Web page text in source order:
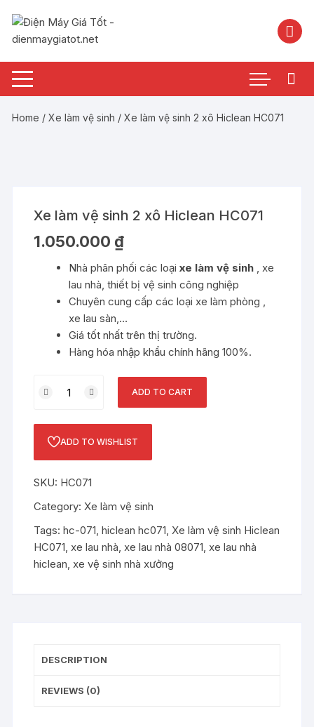
nội
Home /Xe làm vệ sinh / Xe làm vệ sinh 2 xô Hiclean HC071
Xe làm vệ sinh 2 xô Hiclean HC071
1.050.000 ₫
Nhà phân phối các loạixe làm vệ sinh , xe
lau nhà, thiết bị vệ sinh công nghiệp
Chuyên cung cấp các loại xe làm phòng ,
xe lau sàn,…
Giá tốt nhất trên thị trường.
Hàng hóa nhập khẩu chính hãng 100%.
làm
sinh
Hiclean
HC071
quantity
ADD TO CART
ADD TO WISHLIST
SKU: HC071
Category:Xe làm vệ sinh
Tags:hc-071,hiclean hc071,Xe làm vệ sinh Hiclean
HC071,xe lau nhà,xe lau nhà 08071,xe lau nhà
hiclean,xe vệ sinh nhà xưởng
DESCRIPTION
REVIEWS (0)